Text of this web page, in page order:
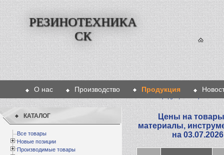
РЕЗИНОТЕХНИКА
СК
О нас Производство Продукция
КАТАЛОГ
Все товары
Новые позиции
Производимые товары
Цены на товары
материалы,
на